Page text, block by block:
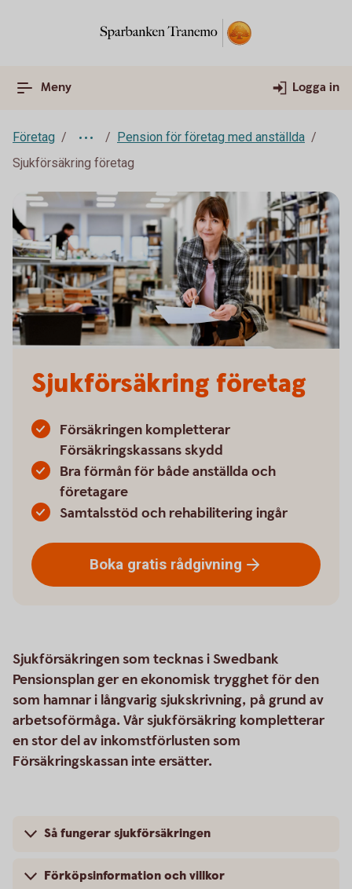
Meny Logga in
Företag
Pension för företag med anställda
Sjukförsäkring företag
Sjukförsäkring företag
Försäkringen kompletterar
Försäkringskassans skydd
Bra förmån för både anställda och
företagare
Samtalsstöd och rehabilitering ingår
Boka gratis rådgivning
Sjukförsäkringen som tecknas i Swedbank
Pensionsplan ger en ekonomisk trygghet för den
som hamnar i långvarig sjukskrivning, på grund av
arbetsoförmåga. Vår sjukförsäkring kompletterar
en stor del av inkomstförlusten som
Försäkringskassan inte ersätter.
Så fungerar sjukförsäkringen
Förköpsinformation och villkor